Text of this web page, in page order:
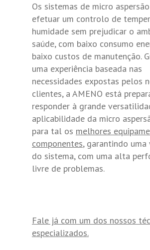
Os sistemas de micro
efetuar um controlo de
humidade sem prejudicar o
saúde, com baixo consumo
baixo custos de manutenção.
uma experiência baseada nas
necessidades expostas pelos
clientes, a AMENO está
responder à grande
aplicabilidade da micro
para tal os melhores
componentes, garantindo
do sistema, com uma alta
livre de problemas.
Fale já com um dos nossos
especializados.